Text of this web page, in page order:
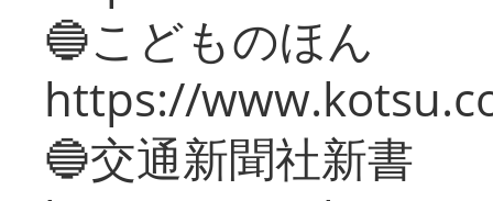
🔵こどものほん
https://
🔵交通新聞社新書